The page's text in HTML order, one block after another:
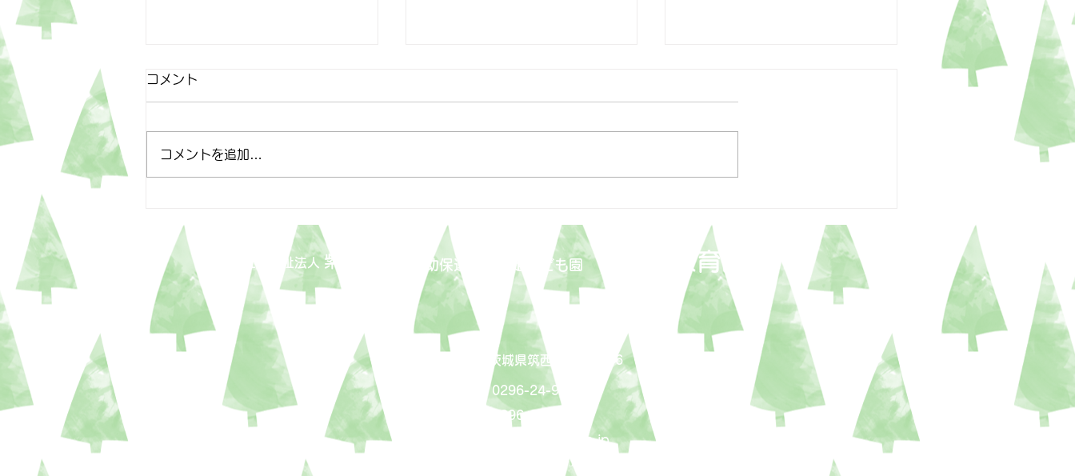
4月25日 3月31日 3月28日
コメント
コメントを追加…
社会福祉法人 紫泉福祉会 ​幼保連携型認定こども園 はぐろ保育園
〒308-0051 茨城県筑西市岡芹2086
ＴＥＬ：0296-24-9131
ＦＡＸ：0296-24-9361
shisen@vesta.ocn.ne.jp
copyright©2021 ShisenFukushikai HaguroHoikuen all rights reserved.